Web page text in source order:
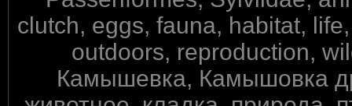
clutch, eggs, fauna, habitat,
outdoors, reproduction,
Камышевка, Камышовка